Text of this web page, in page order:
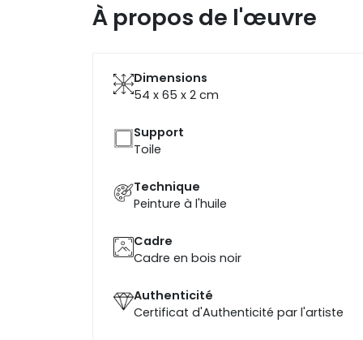
À propos de l'œuvre
Dimensions
54 x 65 x 2 cm
Support
Toile
Technique
Peinture à l'huile
Cadre
Cadre en bois noir
Authenticité
Certificat d'Authenticité par l'artiste